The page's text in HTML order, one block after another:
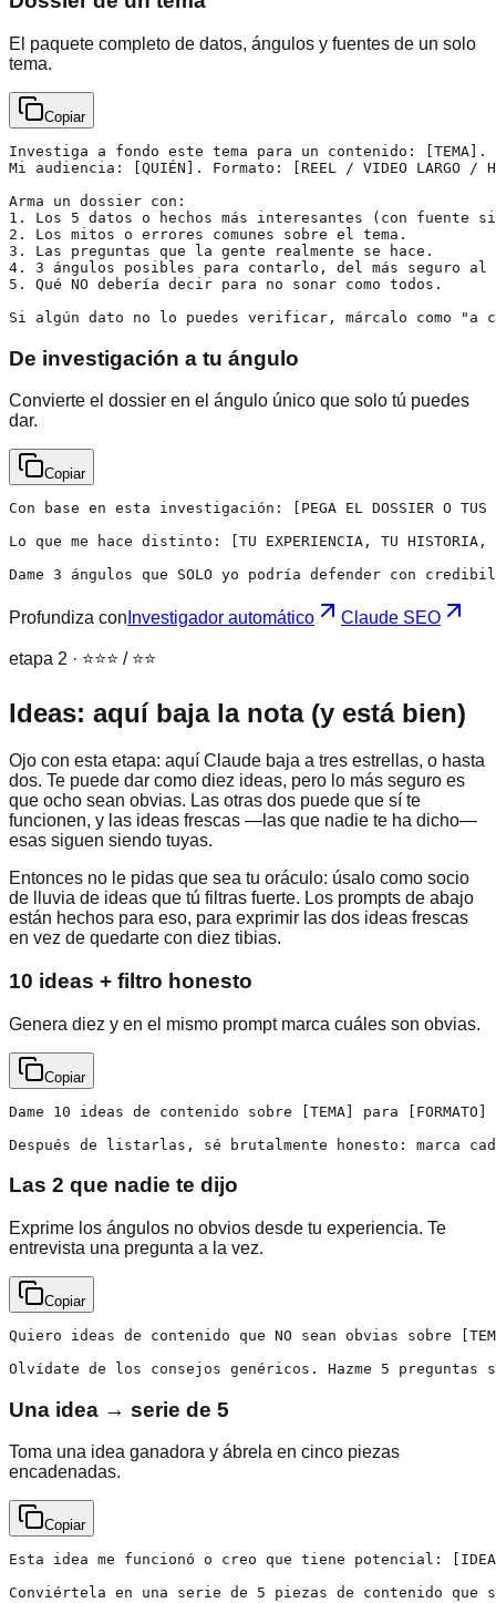
El paquete completo de datos, ángulos y fuentes de un solo
tema.
Copiar
Investiga a fondo este tema para un contenido: [TEMA].
Mi audiencia: [QUIÉN]. Formato: [REEL / VIDEO LARGO /
Arma un dossier con:
1. Los 5 datos o hechos más interesantes (con fuente
2. Los mitos o errores comunes sobre el tema.
3. Las preguntas que la gente realmente se hace.
4. 3 ángulos posibles para contarlo, del más seguro al
5. Qué NO debería decir para no sonar como todos.
Si algún dato no lo puedes verificar, márcalo como "a
De investigación a tu ángulo
Convierte el dossier en el ángulo único que solo tú puedes
dar.
Copiar
Con base en esta investigación: [PEGA EL DOSSIER O
Lo que me hace distinto: [TU EXPERIENCIA, TU HISTORIA,
Dame 3 ángulos que SOLO yo podría defender con
Profundiza con Investigador automático Claude SEO
etapa 2 · ⭐⭐⭐ / ⭐⭐
Ideas: aquí baja la nota (y está bien)
Ojo con esta etapa: aquí Claude baja a tres estrellas, o hasta
dos. Te puede dar como diez ideas, pero lo más seguro es
que ocho sean obvias. Las otras dos puede que sí te
funcionen, y las ideas frescas —las que nadie te ha dicho—
esas siguen siendo tuyas.
Entonces no le pidas que sea tu oráculo: úsalo como socio
de lluvia de ideas que tú filtras fuerte. Los prompts de abajo
están hechos para eso, para exprimir las dos ideas frescas
en vez de quedarte con diez tibias.
10 ideas + filtro honesto
Genera diez y en el mismo prompt marca cuáles son obvias.
Copiar
Dame 10 ideas de contenido sobre [TEMA] para
Después de listarlas, sé brutalmente honesto: marca
Las 2 que nadie te dijo
Exprime los ángulos no obvios desde tu experiencia. Te
entrevista una pregunta a la vez.
Copiar
Quiero ideas de contenido que NO sean obvias sobre
Olvídate de los consejos genéricos. Hazme 5
Una idea → serie de 5
Toma una idea ganadora y ábrela en cinco piezas
encadenadas.
Copiar
Esta idea me funcionó o creo que tiene potencial:
Conviértela en una serie de 5 piezas de contenido